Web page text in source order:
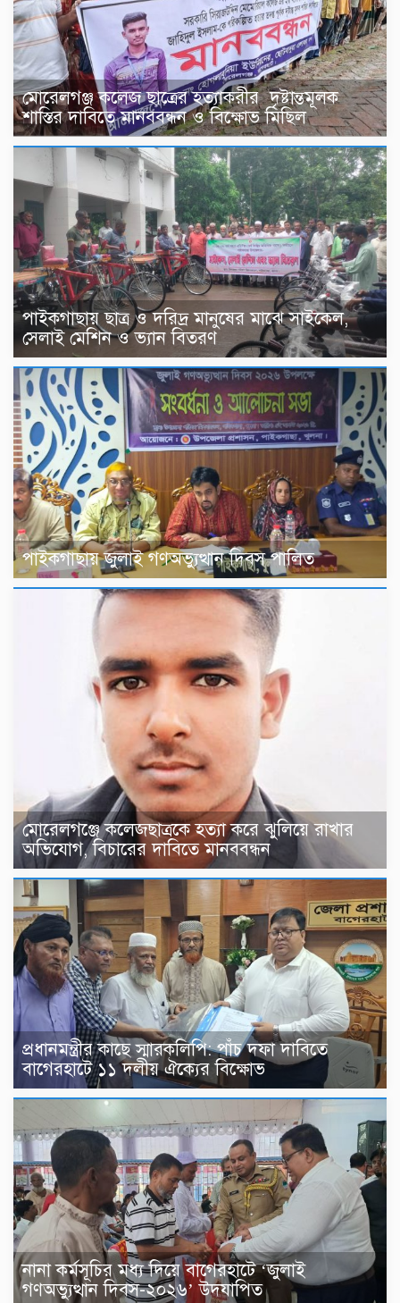
মোরেলগঞ্জ কলেজ ছাত্রের হত্যাকরীর দৃষ্টান্তমূলক
শাস্তির দাবিতে মানববন্ধন ও বিক্ষোভ মিছিল
পাইকগাছায় ছাত্র ও দরিদ্র মানুষের মাঝে সাইকেল,
সেলাই মেশিন ও ভ্যান বিতরণ
‎পাইকগাছায় জুলাই গণঅভ্যুত্থান দিবস পালিত
মোরেলগঞ্জে কলেজছাত্রকে হত্যা করে ঝুলিয়ে রাখার
অভিযোগ, বিচারের দাবিতে মানববন্ধন
প্রধানমন্ত্রীর কাছে স্মারকলিপি: পাঁচ দফা দাবিতে
বাগেরহাটে ১১ দলীয় ঐক্যের বিক্ষোভ
নানা কর্মসূচির মধ্য দিয়ে বাগেরহাটে ‘জুলাই
গণঅভ্যুত্থান দিবস-২০২৬’ উদযাপিত